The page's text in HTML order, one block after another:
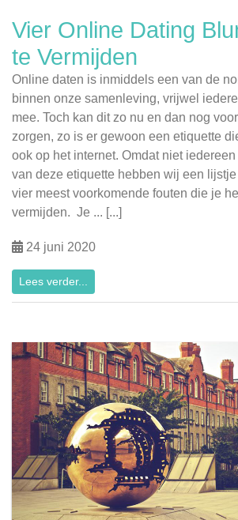
Vier Online Dating
te Vermijden
Online daten is inmiddels een van de
binnen onze samenleving, vrijwel
mee. Toch kan dit zo nu en dan nog
zorgen, zo is er gewoon een etiquette
ook op het internet. Omdat niet
van deze etiquette hebben wij een
vier meest voorkomende fouten die je
vermijden. Je ... [...]
24 juni 2020
Lees verder...